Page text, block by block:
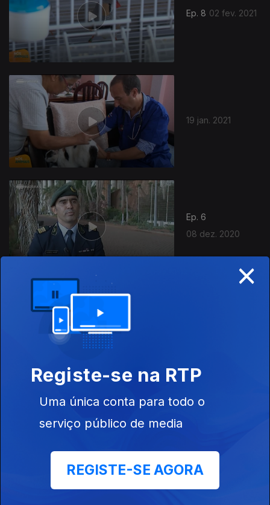
Ep. 8 02 fev. 2021
19 jan. 2021
Ep. 6
08 dez. 2020
×
Registe-se na RTP
Uma única conta para todo o
serviço público de media
REGISTE-SE AGORA